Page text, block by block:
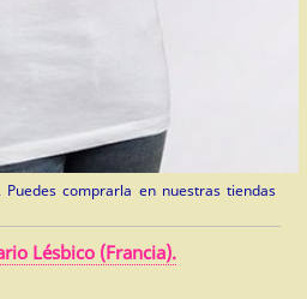
comprarla en nuestras tiendas
Lésbico (Francia).